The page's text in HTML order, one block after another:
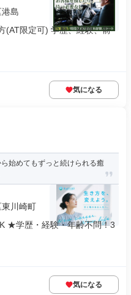
島
(AT限定可) 学歴、経験、前
気になる
始めてもずっと続けられる癒
川崎町
★学歴・経験・年齢不問！3
気になる